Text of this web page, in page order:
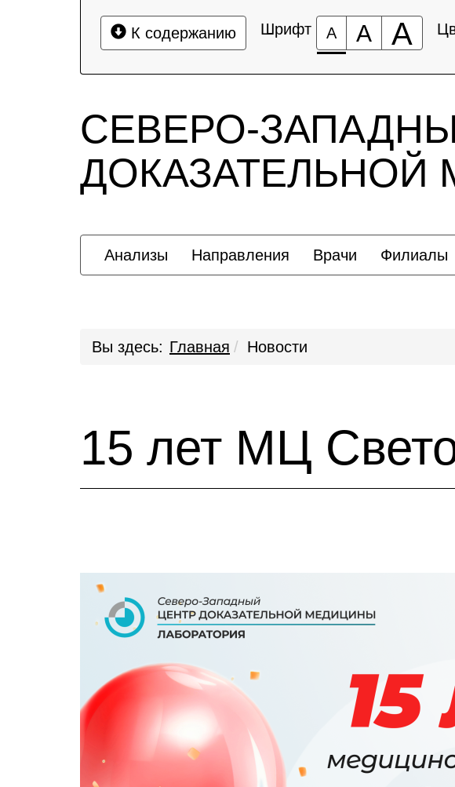
К содержанию Шрифт А А А
СЕВЕРО-
ДОКАЗАТЕЛЬНОЙ
Анализы Направления Врачи Филиалы
Вы здесь: Главная Новости
15 лет МЦ